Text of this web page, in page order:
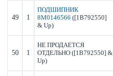
49 1
ПОДШИПНИК
8M0146566 ([1B792550]
& Up)
50 1
НЕ ПРОДАЕТСЯ
ОТДЕЛЬНО ([1B792550] &
Up)